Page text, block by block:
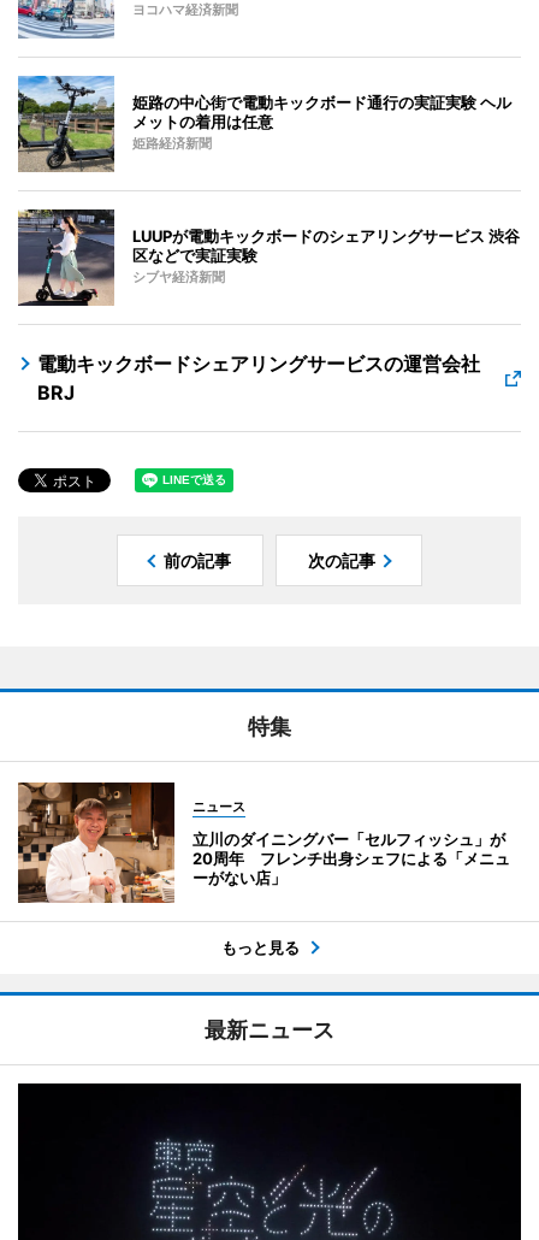
ヨコハマ経済新聞
姫路の中心街で電動キックボード通行の実証実験 ヘル
メットの着用は任意
姫路経済新聞
LUUPが電動キックボードのシェアリングサービス 渋谷
区などで実証実験
シブヤ経済新聞
電動キックボードシェアリングサービスの運営会社
BRJ
前の記事 次の記事
特集
ニュース
立川のダイニングバー「セルフィッシュ」が
20周年 フレンチ出身シェフによる「メニュ
ーがない店」
もっと見る
最新ニュース